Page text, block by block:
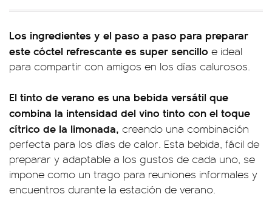
Los ingredientes y el paso a paso para preparar
este cóctel refrescante es super sencillo e ideal
para compartir con amigos en los días calurosos.
El tinto de verano es una bebida versátil que
combina la intensidad del vino tinto con el toque
cítrico de la limonada, creando una combinación
perfecta para los días de calor. Esta bebida, fácil de
preparar y adaptable a los gustos de cada uno, se
impone como un trago para reuniones informales y
encuentros durante la estación de verano.